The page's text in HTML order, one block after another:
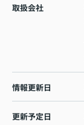
取扱会社
情報更新日
更新予定日